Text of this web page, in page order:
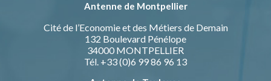
Antenne de Montpellier
Cité de l’Economie et des Métiers de Demain
132 Boulevard Pénélope
34000 MONTPELLIER
Tél. +33 (0)6 99 86 96 13